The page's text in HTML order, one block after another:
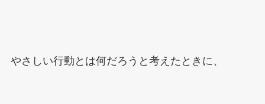
やさしい行動とは何だろうと考えたときに、